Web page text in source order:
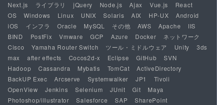
Next.js
ライブラリ jQuery Node.js Ajax Vue.js
React
OS
Windows Linux UNIX Solaris AIX HP-UX
Android
iOS
インフラ Oracle MySQL その他 AWS Apache
IIS
BIND
PostFix Vmware GCP Azure Docker
ネットワーク
Cisco
Yamaha Router Switch ツール・ミドルウェア Unity
3ds
max
after effects Cocos2d-x Eclipse GitHub
SVN
Hadoop
Cassandra Mybatis TomCat
ActiveDirectory
BackUP Exec
Arcserve Systemwalker JP1
Tivoli
OpenView
Jenkins Selenium JUnit Git
Maya
Photoshop/illustrator
Salesforce SAP SharePoint